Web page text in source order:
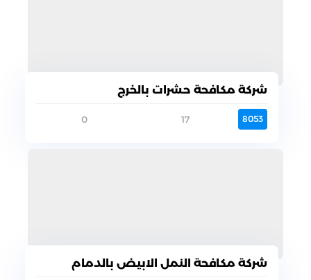
شركة مكافحة حشرات بالخرج
8053
17
0
شركة مكافحة النمل الابيض بالدمام